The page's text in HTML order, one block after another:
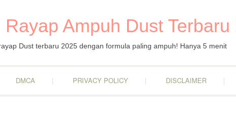
Ampuh Dust Terbaru
Dust terbaru 2025 dengan formula paling ampuh! Hanya 5 menit
DMCA PRIVACY POLICY DISCLAIMER